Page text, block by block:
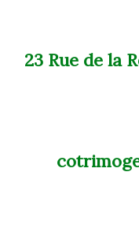
23 Rue de la